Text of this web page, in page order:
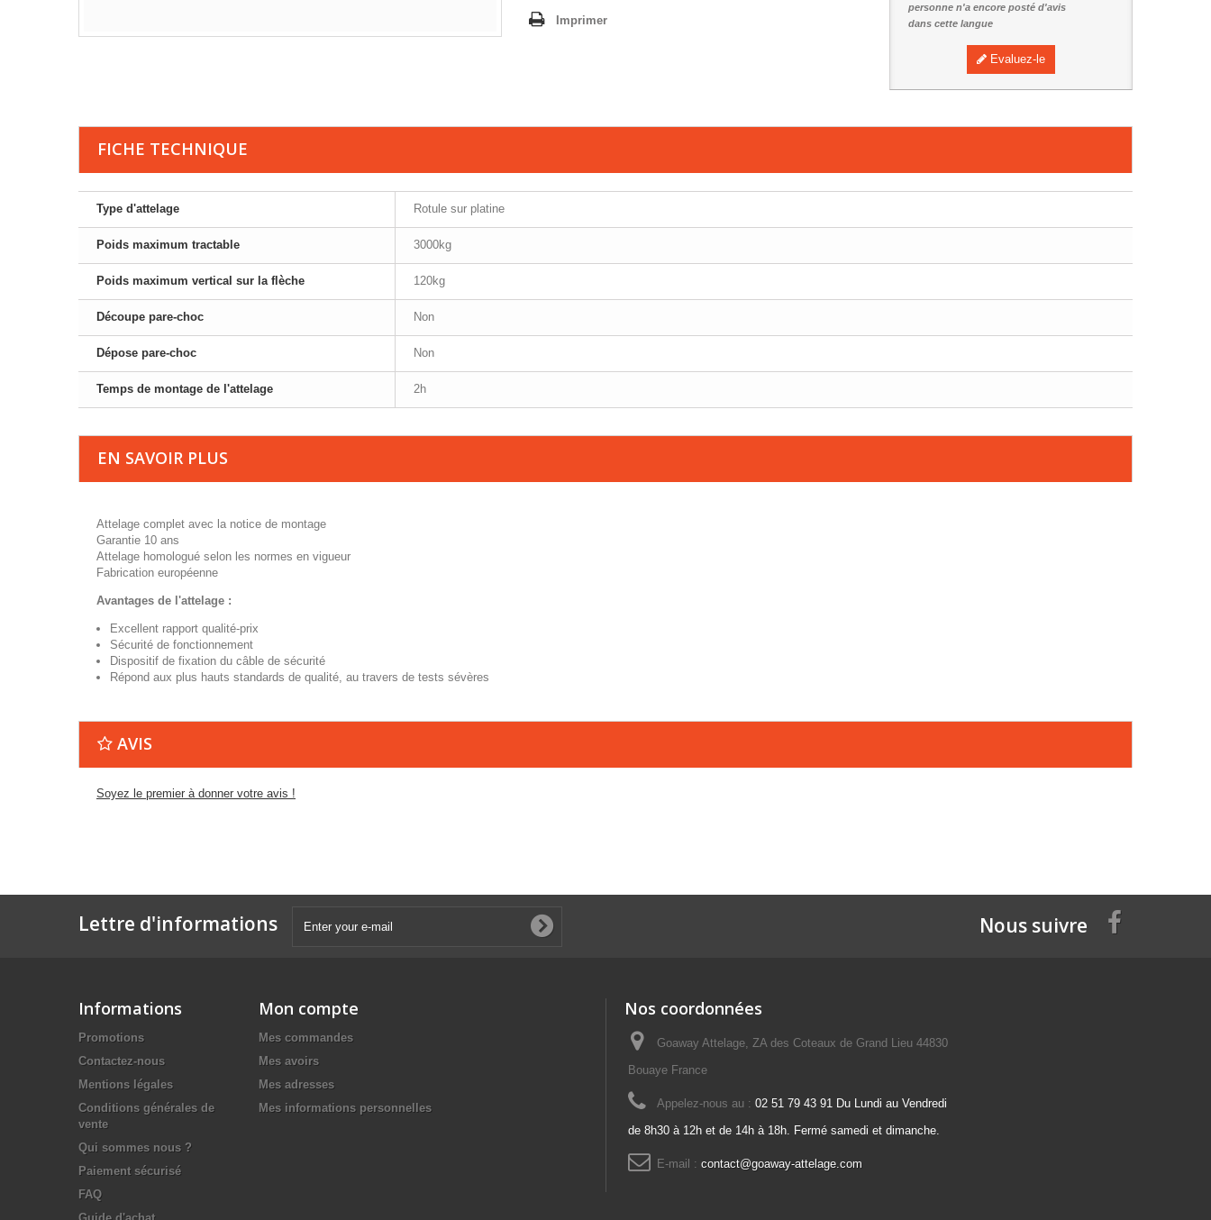
Imprimer
personne n'a encore posté d'avis
dans cette langue
Evaluez-le
FICHE TECHNIQUE
Type d'attelage Rotule sur platine
Poids maximum tractable 3000kg
Poids maximum vertical sur la flèche 120kg
Découpe pare-choc Non
Dépose pare-choc Non
Temps de montage de l'attelage 2h
EN SAVOIR PLUS
Attelage complet avec la notice de montage
Garantie 10 ans
Attelage homologué selon les normes en vigueur
Fabrication européenne
Avantages de l'attelage :
Excellent rapport qualité-prix
Sécurité de fonctionnement
Dispositif de fixation du câble de sécurité
Répond aux plus hauts standards de qualité, au travers de tests sévères
AVIS
Soyez le premier à donner votre avis !
Lettre d'informations Nous suivre
Informations
Promotions
Contactez-nous
Mentions légales
Conditions générales de
vente
Qui sommes nous ?
Paiement sécurisé
FAQ
Mon compte
Mes commandes
Mes avoirs
Mes adresses
Mes informations personnelles
Nos coordonnées
Goaway Attelage, ZA des Coteaux de Grand Lieu 44830
Bouaye France
Appelez-nous au : 02 51 79 43 91 Du Lundi au Vendredi
de 8h30 à 12h et de 14h à 18h. Fermé samedi et dimanche.
E-mail : contact@goaway-attelage.com